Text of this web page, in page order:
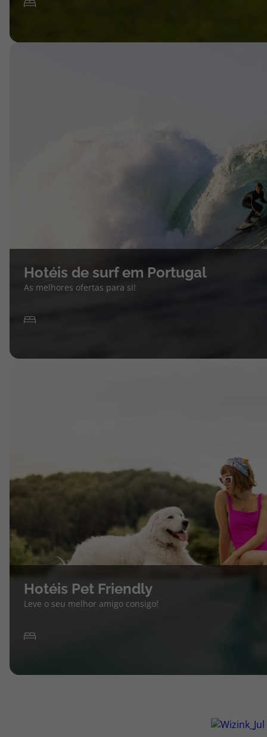
Hotéis de surf em Portugal
As melhores ofertas para si!
Hotéis Pet Friendly
Leve o seu melhor amigo consigo!